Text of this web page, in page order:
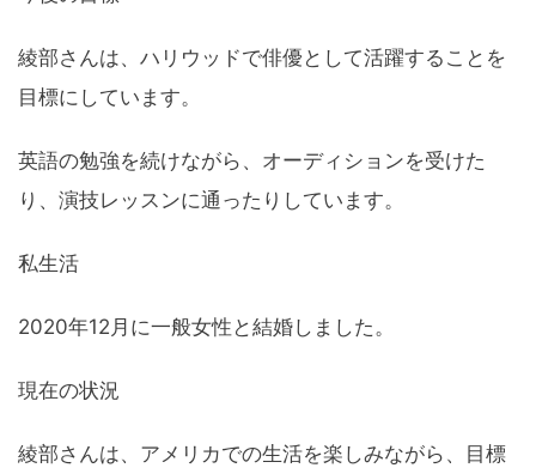
綾部さんは、ハリウッドで俳優として活躍することを
目標にしています。
英語の勉強を続けながら、オーディションを受けた
り、演技レッスンに通ったりしています。
私生活
2020年12月に一般女性と結婚しました。
現在の状況
綾部さんは、アメリカでの生活を楽しみながら、目標